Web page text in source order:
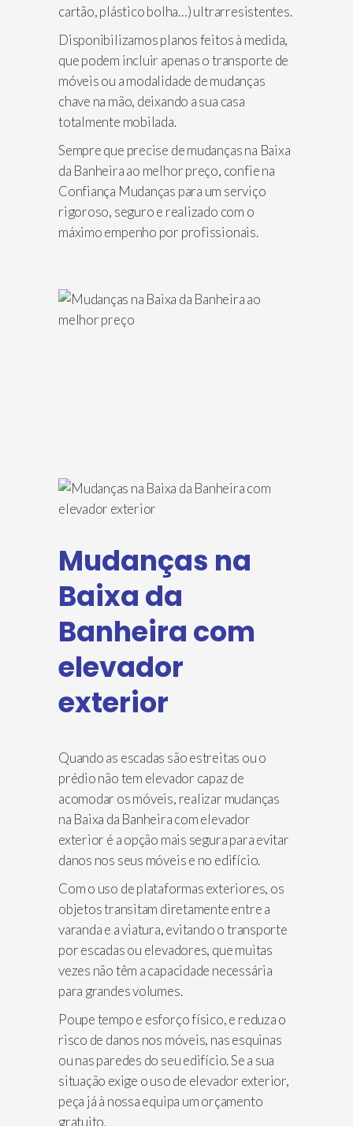
cartão, plástico bolha…) ultrarresistentes.
Disponibilizamos planos feitos à medida,
que podem incluir apenas o transporte de
móveis ou a modalidade de mudanças
chave na mão, deixando a sua casa
totalmente mobilada.
Sempre que precise de mudanças na Baixa
da Banheira ao melhor preço, confie na
Confiança Mudanças para um serviço
rigoroso, seguro e realizado com o
máximo empenho por profissionais.
Mudanças na
Baixa da
Banheira com
elevador
exterior
Quando as escadas são estreitas ou o
prédio não tem elevador capaz de
acomodar os móveis, realizar mudanças
na Baixa da Banheira com elevador
exterior é a opção mais segura para evitar
danos nos seus móveis e no edifício.
Com o uso de plataformas exteriores, os
objetos transitam diretamente entre a
varanda e a viatura, evitando o transporte
por escadas ou elevadores, que muitas
vezes não têm a capacidade necessária
para grandes volumes.
Poupe tempo e esforço físico, e reduza o
risco de danos nos móveis, nas esquinas
ou nas paredes do seu edifício. Se a sua
situação exige o uso de elevador exterior,
peça já à nossa equipa um orçamento
gratuito.